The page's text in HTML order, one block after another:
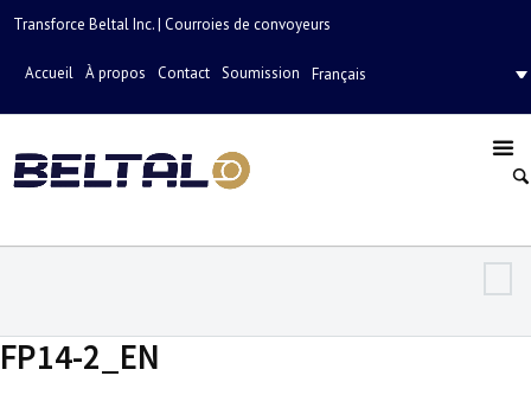
Transforce Beltal Inc. | Courroies de convoyeurs
Accueil À propos Contact Soumission Français
FP14-2_EN